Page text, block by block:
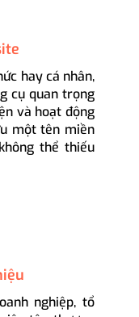
hay cá nhân,
cụ quan trọng
và hoạt động
một tên miền
thể thiếu
nghiệp, tổ